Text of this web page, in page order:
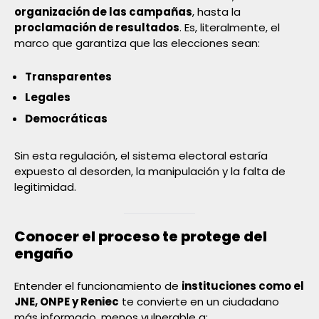
organización de las campañas, hasta la
proclamación de resultados. Es, literalmente, el
marco que garantiza que las elecciones sean:
Transparentes
Legales
Democráticas
Sin esta regulación, el sistema electoral estaría
expuesto al desorden, la manipulación y la falta de
legitimidad.
Conocer el proceso te protege del
engaño
Entender el funcionamiento de instituciones como el
JNE, ONPE y Reniec te convierte en un ciudadano